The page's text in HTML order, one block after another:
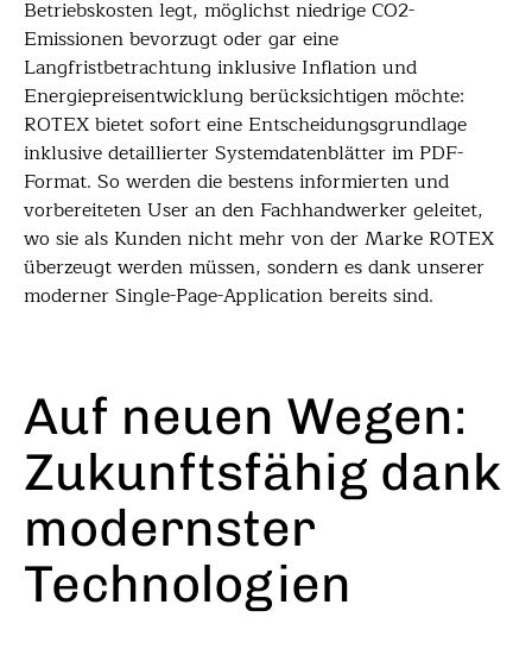
Betriebskosten legt, möglichst niedrige CO2-
Emissionen bevorzugt oder gar eine
Langfristbetrachtung inklusive Inflation und
Energiepreisentwicklung berücksichtigen möchte:
ROTEX bietet sofort eine Entscheidungsgrundlage
inklusive detaillierter Systemdatenblätter im PDF-
Format. So werden die bestens informierten und
vorbereiteten User an den Fachhandwerker geleitet,
wo sie als Kunden nicht mehr von der Marke ROTEX
überzeugt werden müssen, sondern es dank unserer
moderner Single-Page-Application bereits sind.
Auf neuen Wegen:
Zukunftsfähig dank
modernster
Technologien